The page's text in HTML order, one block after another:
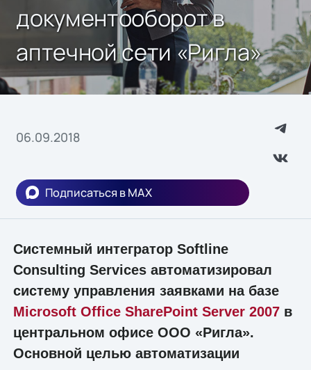
документооборот в
аптечной сети «Ригла»
06.09.2018
Подписаться в MAX
Системный интегратор Softline
Consulting Services автоматизировал
систему управления заявками на базе
Microsoft Office SharePoint Server 2007в
центральном офисе ООО «Ригла».
Основной целью автоматизации